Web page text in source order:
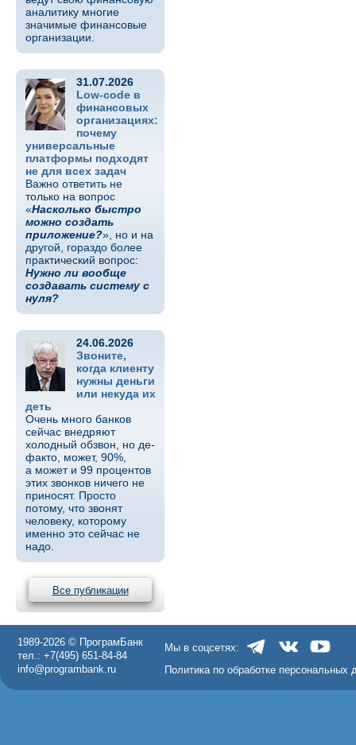
аналитику многие
значимые финансовые
организации.
31.07.2026
Low-code в
финансовых
организациях:
почему
универсальные
платформы подходят
не для всех задач
Важно ответить не
только на вопрос
«Насколько быстро
можно создать
приложение?», но и на
другой, гораздо более
практический вопрос:
Нужно ли вообще
создавать систему с
нуля?
24.06.2026
Звоните,
когда клиенту
нужны деньги
или некуда их
деть
Очень много банков
сейчас внедряют
холодный обзвон, но де-
факто, может, 90%,
а может и 99 процентов
этих звонков ничего не
приносят. Просто
потому, что звонят
человеку, которому
именно это сейчас не
надо.
Все публикации
1989-2026 © ПрограмБанк
тел.: +7(495) 651-84-84
info@programbank.ru
Мы в соцсетях:
Политика по обработке персональных